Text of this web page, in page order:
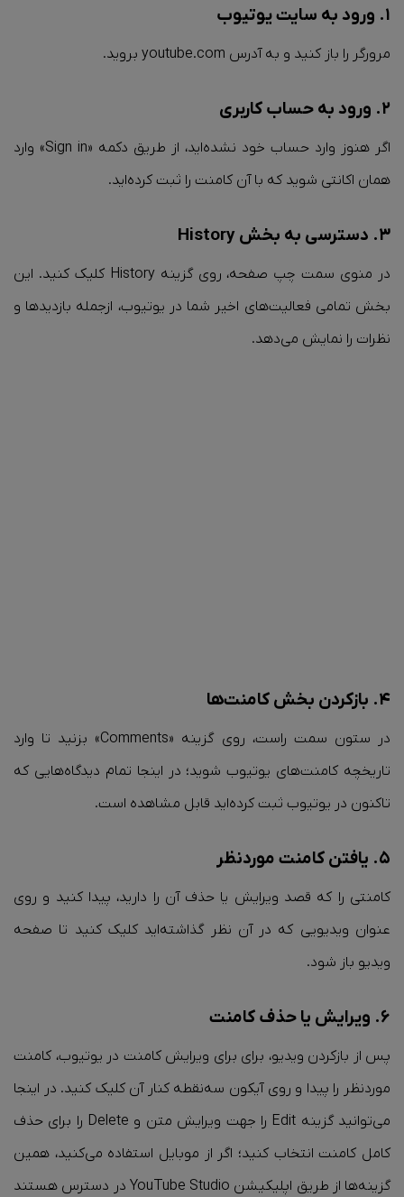
۱. ورود به سایت یوتیوب
مرورگر را باز کنید و به آدرس youtube.com بروید.
۲. ورود به حساب کاربری
اگر هنوز وارد حساب خود نشده‌اید، از طریق دکمه «Sign in» وارد
همان اکانتی شوید که با آن کامنت را ثبت کرده‌اید.
۳. دسترسی به بخش History
در منوی سمت چپ صفحه، روی گزینه History کلیک کنید. این
بخش تمامی فعالیت‌های اخیر شما در یوتیوب، ازجمله بازدیدها و
نظرات را نمایش می‌دهد.
۴. بازکردن بخش کامنت‌ها
در ستون سمت راست، روی گزینه «Comments» بزنید تا وارد
تاریخچه کامنت‌های یوتیوب شوید؛ در اینجا تمام دیدگاه‌هایی که
تاکنون در یوتیوب ثبت کرده‌اید قابل مشاهده است.
۵. یافتن کامنت موردنظر
کامنتی را که قصد ویرایش یا حذف آن را دارید، پیدا کنید و روی
عنوان ویدیویی که در آن نظر گذاشته‌اید کلیک کنید تا صفحه
ویدیو باز شود.
۶. ویرایش یا حذف کامنت
پس از بازکردن ویدیو، برای برای ویرایش کامنت در یوتیوب، کامنت
موردنظر را پیدا و روی آیکون سه‌نقطه کنار آن کلیک کنید. در اینجا
می‌توانید گزینه Edit را جهت ویرایش متن و Delete را برای حذف
کامل کامنت انتخاب کنید؛‌ اگر از موبایل استفاده می‌کنید، همین
گزینه‌ها از طریق اپلیکیشن YouTube Studio در دسترس هستند